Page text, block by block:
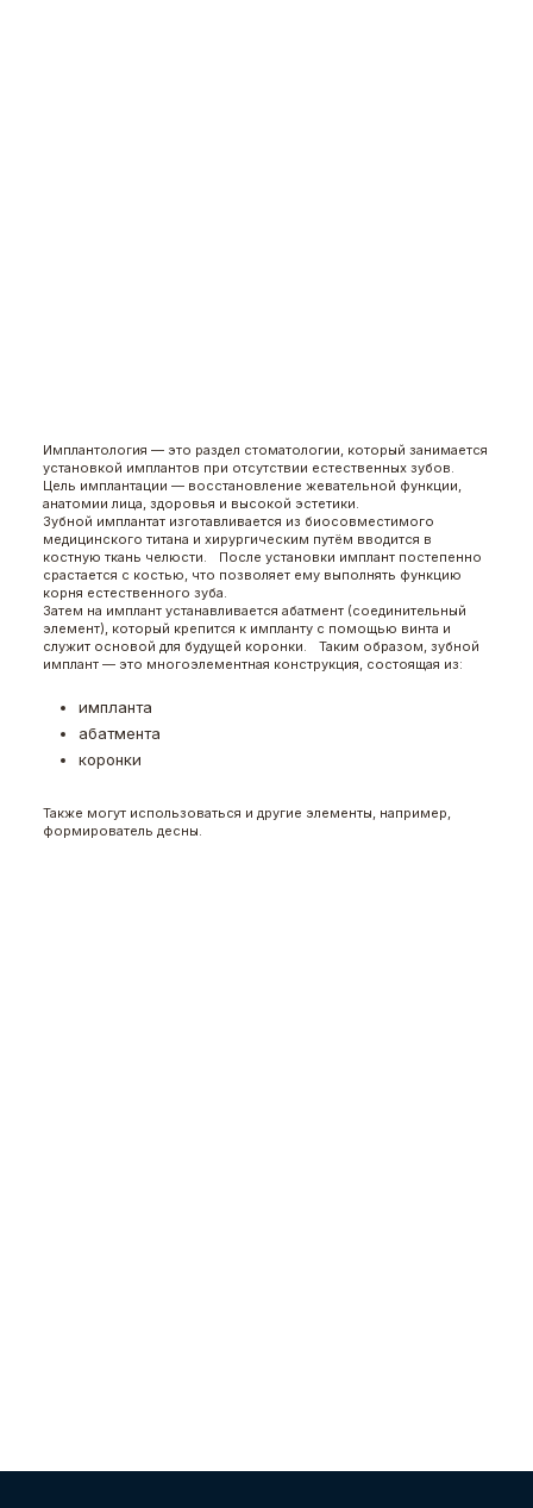
Имплантология — это раздел стоматологии, который занимается
установкой имплантов при отсутствии естественных зубов.
Цель имплантации — восстановление жевательной функции,
анатомии лица, здоровья и высокой эстетики.
Зубной имплантат изготавливается из биосовместимого
медицинского титана и хирургическим путём вводится в
костную ткань челюсти. После установки имплант постепенно
срастается с костью, что позволяет ему выполнять функцию
корня естественного зуба.
Затем на имплант устанавливается абатмент (соединительный
элемент), который крепится к импланту с помощью винта и
служит основой для будущей коронки. Таким образом, зубной
имплант — это многоэлементная конструкция, состоящая из:
импланта
абатмента
коронки
Также могут использоваться и другие элементы, например,
формирователь десны.